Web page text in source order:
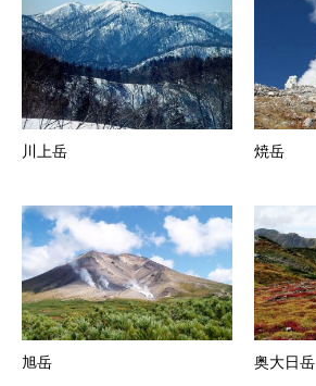
川上岳 焼岳
旭岳 奥大日岳